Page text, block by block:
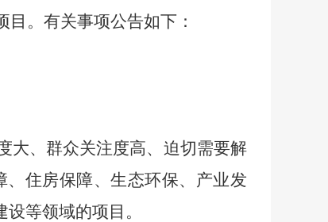
目。有关事项公告如下：
大、群众关注度高、迫切需要解
住房保障、生态环保、产业发
等领域的项目。